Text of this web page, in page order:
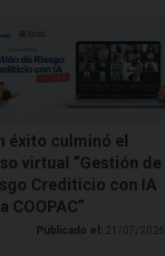
éxito culminó el
virtual “Gestión de
Crediticio con IA
COOPAC”
Publicado el: 21/07/2026